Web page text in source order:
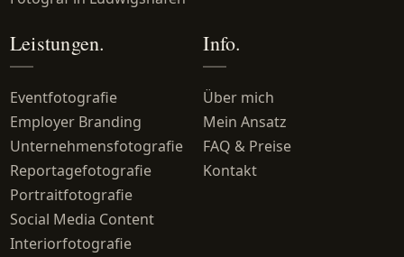
Leistungen.
Eventfotografie
Employer Branding
Unternehmensfotografie
Reportagefotografie
Portraitfotografie
Social Media Content
Interiorfotografie
Info.
Über mich
Mein Ansatz
FAQ & Preise
Kontakt